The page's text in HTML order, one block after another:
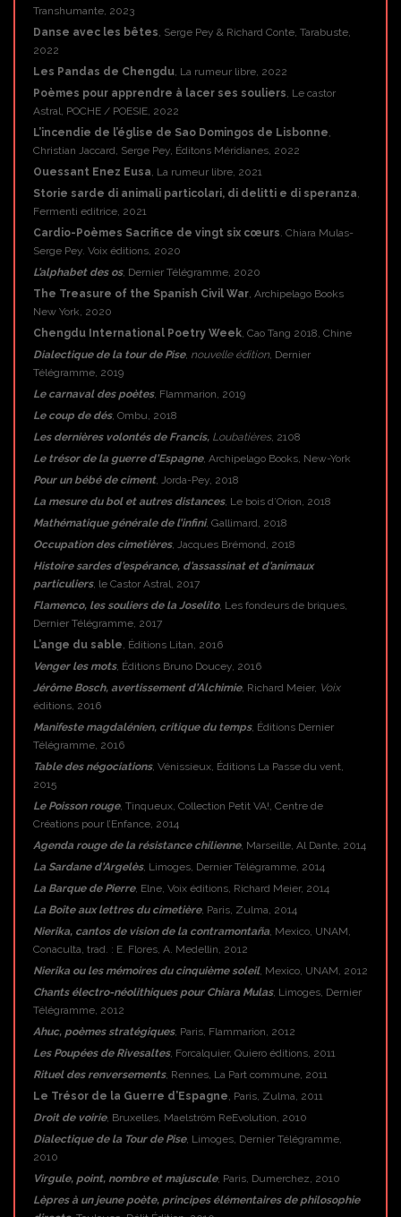
Transhumante, 2023
Danse avec les bêtes, Serge Pey & Richard Conte, Tarabuste,
2022
Les Pandas de Chengdu, La rumeur libre, 2022
Poèmes pour apprendre à lacer ses souliers, Le castor
Astral, POCHE / POESIE, 2022
L’incendie de l’église de Sao Domingos de Lisbonne,
Christian Jaccard, Serge Pey, Éditons Méridianes, 2022
Ouessant Enez Eusa, La rumeur libre, 2021
Storie sarde di animali particolari, di delitti e di speranza,
Fermenti editrice, 2021
Cardio-Poèmes Sacrifice de vingt six cœurs. Chiara Mulas-
Serge Pey. Voix éditions, 2020
L’alphabet des os, Dernier Télégramme, 2020
The Treasure of the Spanish Civil War, Archipelago Books
New York, 2020
Chengdu International Poetry Week, Cao Tang 2018, Chine
Dialectique de la tour de Pise, nouvelle édition, Dernier
Télégramme, 2019
Le carnaval des poètes, Flammarion, 2019
Le coup de dés, Ombu, 2018
Les dernières volontés de Francis, Loubatières, 2108
Le trésor de la guerre d’Espagne, Archipelago Books, New-York
Pour un bébé de ciment, Jorda-Pey, 2018
La mesure du bol et autres distances, Le bois d’Orion, 2018
Mathématique générale de l’infini, Gallimard, 2018
Occupation des cimetières, Jacques Brémond, 2018
Histoire sardes d’espérance, d’assassinat et d’animaux
particuliers, le Castor Astral, 2017
Flamenco, les souliers de la Joselito, Les fondeurs de briques,
Dernier Télégramme, 2017
L’ange du sable, Éditions Litan, 2016
Venger les mots, Éditions Bruno Doucey, 2016
Jérôme Bosch, avertissement d’Alchimie, Richard Meier, Voix
éditions, 2016
Manifeste magdalénien, critique du temps, Éditions Dernier
Télégramme, 2016
Table des négociations, Vénissieux, Éditions La Passe du vent,
2015
Le Poisson rouge, Tinqueux, Collection Petit VA!, Centre de
Créations pour l’Enfance, 2014
Agenda rouge de la résistance chilienne, Marseille, Al Dante, 2014
La Sardane d’Argelès, Limoges, Dernier Télégramme, 2014
La Barque de Pierre, Elne, Voix éditions, Richard Meier, 2014
La Boîte aux lettres du cimetière, Paris, Zulma, 2014
Nierika, cantos de vision de la contramontaña, Mexico, UNAM,
Conaculta, trad. : E. Flores, A. Medellin, 2012
Nierika ou les mémoires du cinquième soleil, Mexico, UNAM, 2012
Chants électro-néolithiques pour Chiara Mulas, Limoges, Dernier
Télégramme, 2012
Ahuc, poèmes stratégiques, Paris, Flammarion, 2012
Les Poupées de Rivesaltes, Forcalquier, Quiero éditions, 2011
Rituel des renversements, Rennes, La Part commune, 2011
Le Trésor de la Guerre d’Espagne, Paris, Zulma, 2011
Droit de voirie, Bruxelles, Maelström ReEvolution, 2010
Dialectique de la Tour de Pise, Limoges, Dernier Télégramme,
2010
Virgule, point, nombre et majuscule, Paris, Dumerchez, 2010
Lèpres à un jeune poète, principes élémentaires de philosophie